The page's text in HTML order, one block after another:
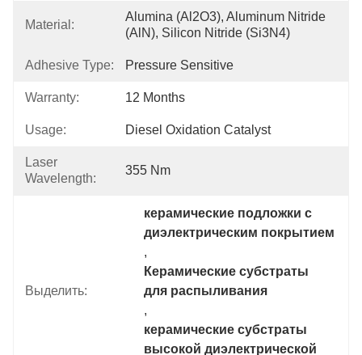
Material:
Alumina (Al2O3), Aluminum Nitride
(AlN), Silicon Nitride (Si3N4)
Adhesive Type: Pressure Sensitive
Warranty: 12 Months
Usage: Diesel Oxidation Catalyst
Laser
Wavelength:
355 Nm
Выделить:
керамические подложки с
диэлектрическим покрытием
,
Керамические субстраты
для распыливания
,
керамические субстраты
высокой диэлектрической